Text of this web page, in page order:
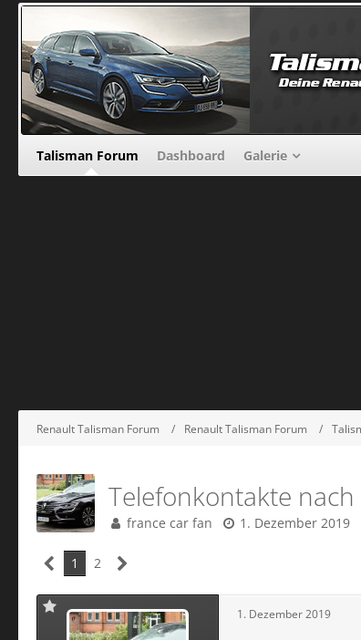
Talisman Forum Dashboard Galerie
Renault Talisman Forum Renault Talisman Forum
Telefonkontakte
france car fan 1. Dezember 2019
1 2
1. Dezember 2019